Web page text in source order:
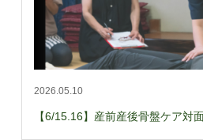
2026.05.10
【6/15.16】産前産後骨盤ケア対